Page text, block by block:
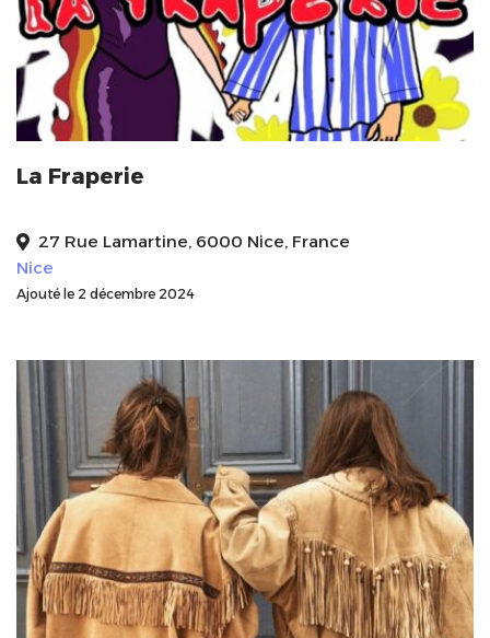
La Fraperie
27 Rue Lamartine, 6000 Nice, France
Nice
Ajouté le 2 décembre 2024